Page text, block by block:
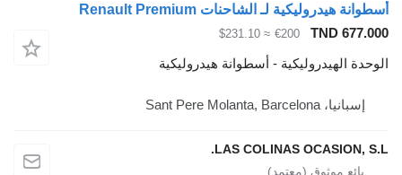
أسطوانة هيدروليكية لـ الشاحنات Renault Premium
TND 677.000
€200
≈ $231.10
الوحدة الهيدروليكية - أسطوانة هيدروليكية
إسبانيا، Sant Pere Molanta, Barcelona
LAS COLINAS OCASION, S.L.